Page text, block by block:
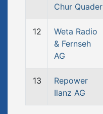
Chur Quader
12
Weta Radio
& Fernseh
AG
13
Repower
Ilanz AG